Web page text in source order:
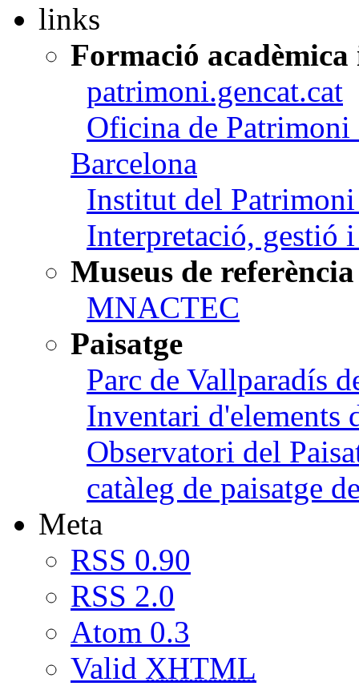
links
Formació
patrimoni.gencat.cat
Oficina de
Barcelona
Institut del
Interpretació, gestió
Museus de referència
MNACTEC
Paisatge
Parc de Vallparadís
Inventari d'elements
Observatori del
catàleg de paisatge
Meta
RSS 0.90
RSS 2.0
Atom 0.3
Valid XHTML